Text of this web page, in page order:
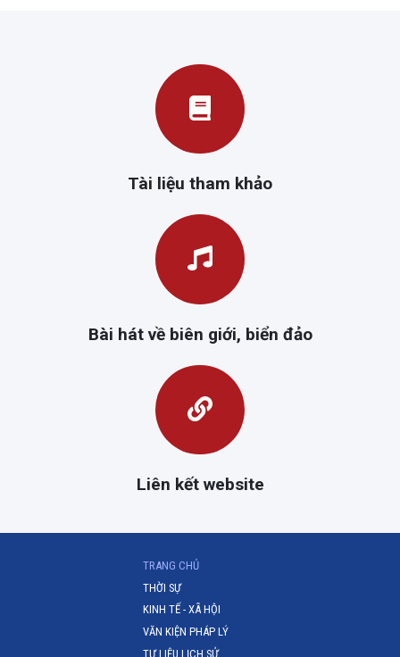
Tài liệu tham khảo
Bài hát về biên giới, biển đảo
Liên kết website
TRANG CHỦ(CURRENT)
THỜI SỰ
KINH TẾ - XÃ HỘI
VĂN KIỆN PHÁP LÝ
TƯ LIỆU LỊCH SỬ